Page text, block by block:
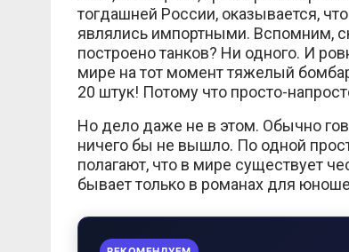
тогдашней России, оказывается,
являлись импортными. Вспомним,
построено танков? Ни одного. И
мире на тот момент тяжелый
20 штук! Потому что просто-
Но дело даже не в этом. Обычно
ничего бы не вышло. По одной
полагают, что в мире существует
бывает только в романах для